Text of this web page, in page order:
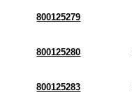
800125279
800125280
800125283